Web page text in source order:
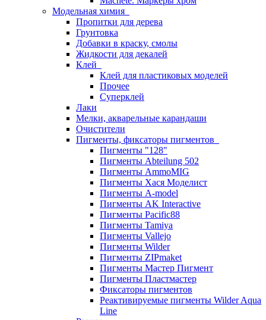
Модельная химия
Пропитки для дерева
Грунтовка
Добавки в краску, смолы
Жидкости для декалей
Клей
Клей для пластиковых моделей
Прочее
Суперклей
Лаки
Мелки, акварельные карандаши
Очистители
Пигменты, фиксаторы пигментов
Пигменты "128"
Пигменты Abteilung 502
Пигменты AmmoMIG
Пигменты Хася Моделист
Пигменты A-model
Пигменты AK Interactive
Пигменты Pacific88
Пигменты Tamiya
Пигменты Vallejo
Пигменты Wilder
Пигменты ZIPmaket
Пигменты Мастер Пигмент
Пигменты Пластмастер
Фиксаторы пигментов
Реактивируемые пигменты Wilder Aqua
Line